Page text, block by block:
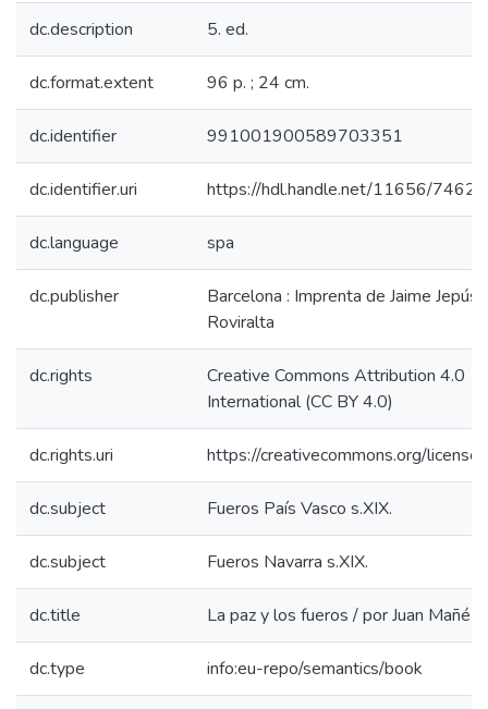
dc.description 5. ed.
dc.format.extent 96 p. ; 24 cm.
dc.identifier 991001900589703351
dc.identifier.uri https://hdl.handle.net/11656/7462
dc.language spa
dc.publisher
Barcelona : Imprenta de Jaime Jepús
Roviralta
dc.rights
Creative Commons Attribution 4.0
International (CC BY 4.0)
dc.rights.uri https://creativecommons.org/
dc.subject Fueros País Vasco s.XIX.
dc.subject Fueros Navarra s.XIX.
dc.title La paz y los fueros / por Juan Mañé
dc.type info:eu-repo/semantics/book